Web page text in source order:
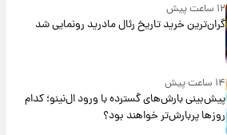
۱۲ ساعت پیش
گران‌ترین خرید تاریخ رئال مادرید رونمایی شد
۱۴ ساعت پیش
پیش‌بینی بارش‌های گسترده با ورود ال‌نینو؛ کدام
روزها پربارش‌تر خواهند بود؟